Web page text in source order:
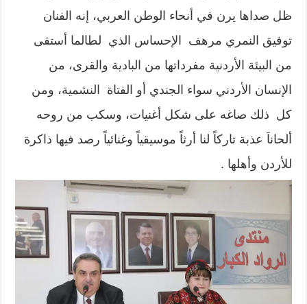
ظل صداها يرن في أنحاء الوطن العربي، إنه الفنان
توفيق النمري مرهف الإحساس الذي لطالما أستقى
من البيئة الأردنية مفرداتها من البادية والقرى، من
الإنسان الأردني سواء الجندي أو الفتاة النشمية، ومن
كل ذلك صاغه على شكل أغنيات، وسكب من روحه
ألحاناَ عذبة تاركاً لنا أرثاً موسيقياً وغنائياً رصد فيها ذاكرة
للأردن وأهلها .